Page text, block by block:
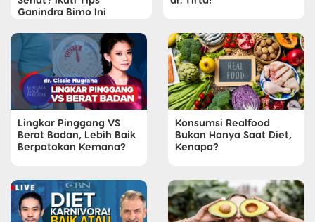
Ganindra Bimo Ini
Lingkar Pinggang VS
Berat Badan, Lebih Baik
Berpatokan Kemana?
Konsumsi Realfood
Bukan Hanya Saat Diet,
Kenapa?